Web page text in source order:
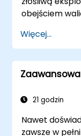
usług
otrzymają
obejściem
takie jak
zwolnieniu
liczb
typów.
analizy
eliminować
Więcej...
21 godzin
Nawet
zawsze w